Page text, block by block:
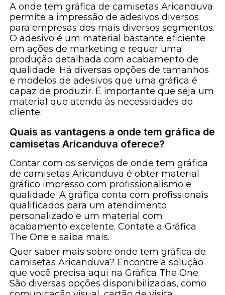
A onde tem gráfica de camisetas Aricanduva
permite a impressão de adesivos diversos
para empresas dos mais diversos segmentos.
O adesivo é um material bastante eficiente
em ações de marketing e requer uma
produção detalhada com acabamento de
qualidade. Há diversas opções de tamanhos
e modelos de adesivos que uma gráfica é
capaz de produzir. É importante que seja um
material que atenda às necessidades do
cliente.
Quais as vantagens a onde tem gráfica de
camisetas Aricanduva oferece?
Contar com os serviços de onde tem gráfica
de camisetas Aricanduva é obter material
gráfico impresso com profissionalismo e
qualidade. A gráfica conta com profissionais
qualificados para um atendimento
personalizado e um material com
acabamento excelente. Contate a Gráfica
The One e saiba mais.
Quer saber mais sobre onde tem gráfica de
camisetas Aricanduva? Encontre a solução
que você precisa aqui na Gráfica The One.
São diversas opções disponibilizadas, como